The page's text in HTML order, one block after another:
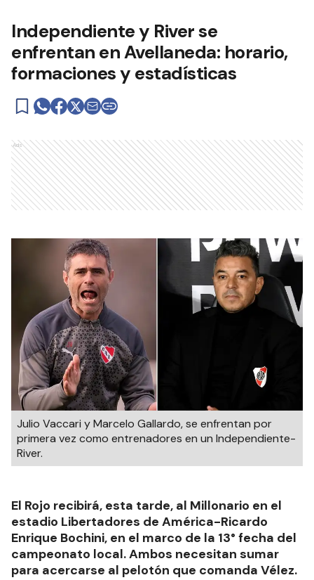
Independiente y River se
enfrentan en Avellaneda: horario,
formaciones y estadísticas
Ads
Julio Vaccari y Marcelo Gallardo, se enfrentan por
primera vez como entrenadores en un Independiente-
River.
El Rojo recibirá, esta tarde, al Millonario en el
estadio Libertadores de América-Ricardo
Enrique Bochini, en el marco de la 13° fecha del
campeonato local. Ambos necesitan sumar
para acercarse al pelotón que comanda Vélez.